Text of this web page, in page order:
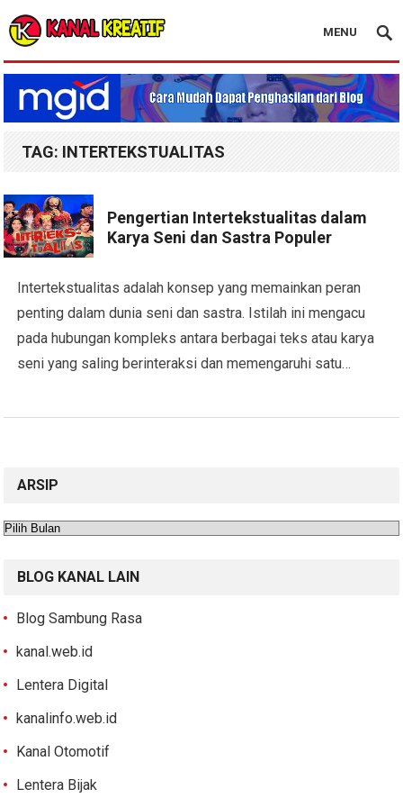
Blog Kanal Kreatif
MENU
TAG: INTERTEKSTUALITAS
Pengertian Intertekstualitas dalam
Karya Seni dan Sastra Populer
Intertekstualitas adalah konsep yang memainkan peran
penting dalam dunia seni dan sastra. Istilah ini mengacu
pada hubungan kompleks antara berbagai teks atau karya
seni yang saling berinteraksi dan memengaruhi satu…
ARSIP
Arsip
BLOG KANAL LAIN
Blog Sambung Rasa
kanal.web.id
Lentera Digital
kanalinfo.web.id
Kanal Otomotif
Lentera Bijak